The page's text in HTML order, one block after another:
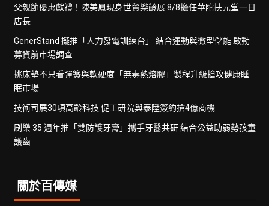
父親節優惠獻禮！陳美鳳現身世貿樂齡展 8/8擔任華陀扶元堂一日
店長
GenerStand 擬推「人力發電訓練台」 結合運動與微型儲能 啟動
募資前市場調查
挑床墊不只看彈簧與軟硬度「無毒熱熔膠」製程升級搶攻健康睡
眠市場
技術司展30項高齡科技 促工研院與泰陞簽約搶4億商機
刷樂 35 週年推「雙防護牙膏」攜手牙醫共研 結合公益助弱勢孩童
護齒
關於百傳媒